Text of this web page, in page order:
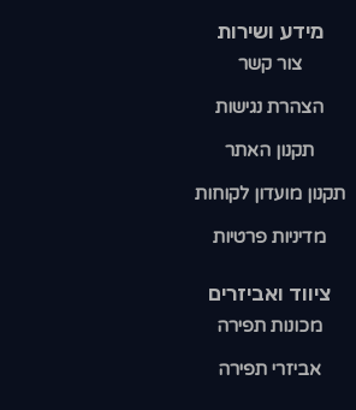
ציווד ואביזרים
מכונות תפירה
אביזרי תפירה
מידע ושירות
צור קשר
הצהרת נגישות
תקנון האתר
תקנון מועדון לקוחות
מדיניות פרטיות